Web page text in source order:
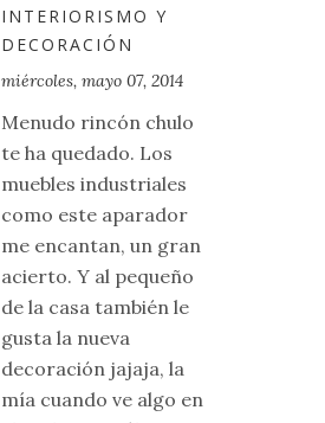
INTERIORISMO Y
DECORACIÓN
miércoles, mayo 07, 2014
Menudo rincón chulo
te ha quedado. Los
muebles industriales
como este aparador
me encantan, un gran
acierto. Y al pequeño
de la casa también le
gusta la nueva
decoración jajaja, la
mía cuando ve algo en